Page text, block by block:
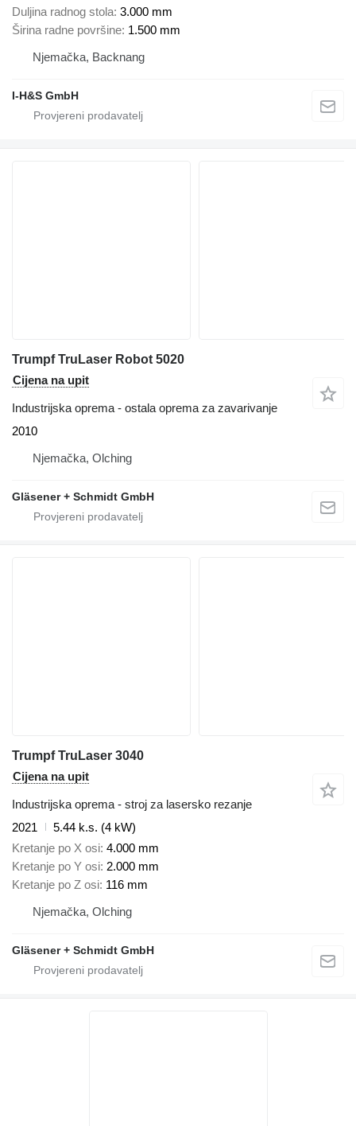
Duljina radnog stola 3.000 mm
Širina radne površine 1.500 mm
Njemačka, Backnang
I-H&S GmbH
Trumpf TruLaser Robot 5020
Cijena na upit
Industrijska oprema - ostala oprema za zavarivanje
2010
Njemačka, Olching
Gläsener + Schmidt GmbH
Trumpf TruLaser 3040
Cijena na upit
Industrijska oprema - stroj za lasersko rezanje
2021
5.44 k.s. (4 kW)
Kretanje po X osi 4.000 mm
Kretanje po Y osi 2.000 mm
Kretanje po Z osi 116 mm
Njemačka, Olching
Gläsener + Schmidt GmbH